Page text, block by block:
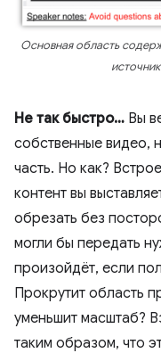
Основная область
Не так быстро… Вы
собственные видео,
часть. Но как?
контент вы
обрезать без
могли бы передать
произойдёт, если
Прокрутит область
уменьшит масштаб?
таким образом, что